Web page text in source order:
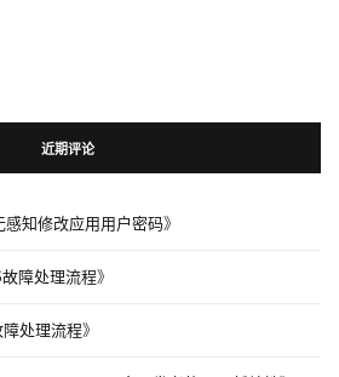
近期评论
感知修改应用用户密码》
障处理流程》
障处理流程》